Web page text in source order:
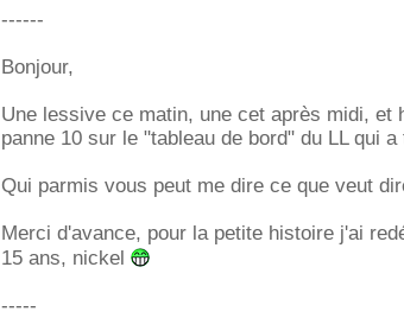
------
Bonjour,
Une lessive ce matin, une cet après midi, et
panne 10 sur le "tableau de bord" du LL qui
Qui parmis vous peut me dire ce que veut
Merci d'avance, pour la petite histoire j'ai
15 ans, nickel
-----